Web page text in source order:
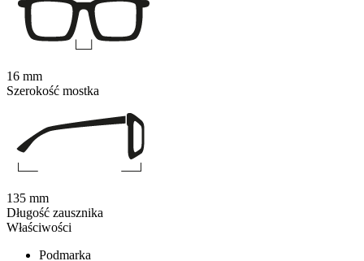
Właściwości
Podmarka
16 mm
Szerokość mostka
135 mm
Długość zausznika